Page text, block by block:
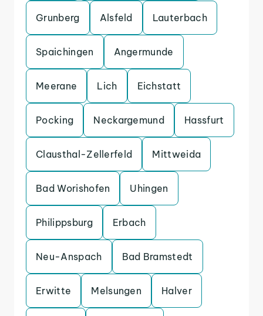
Grunberg Alsfeld Lauterbach
Spaichingen Angermunde
Meerane Lich Eichstatt
Pocking Neckargemund Hassfurt
Clausthal-Zellerfeld Mittweida
Bad Worishofen Uhingen
Philippsburg Erbach
Neu-Anspach Bad Bramstedt
Erwitte Melsungen Halver